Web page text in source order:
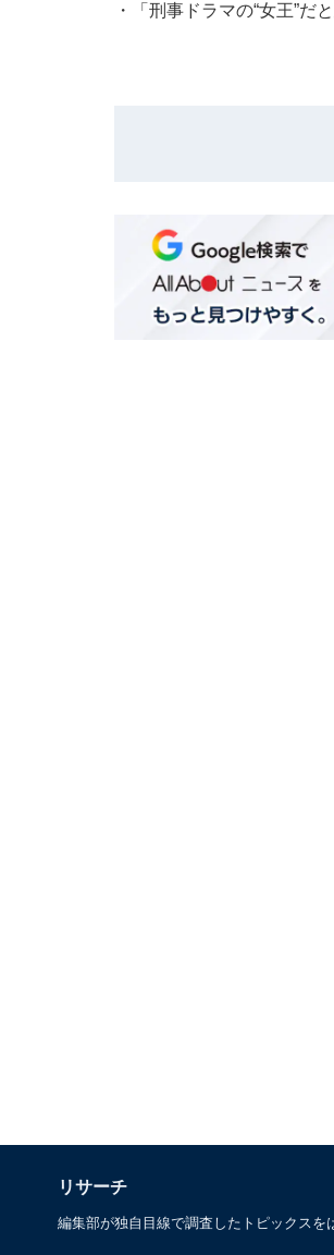
・
「刑事ドラマの“女王”
リサーチ
編集部が独自目線で調査したトピックスを